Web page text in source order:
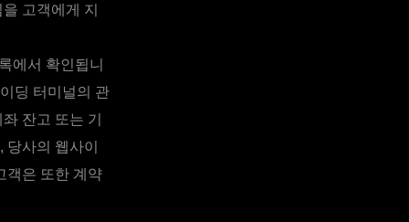
고객에게 지
에서 확인됩니
딩 터미널의 관
잔고 또는 기
사의 웹사이
객은 또한 계약